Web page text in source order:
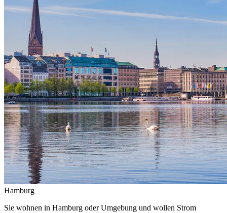
Hamburg
Sie wohnen in Hamburg oder Umgebung und wollen Strom